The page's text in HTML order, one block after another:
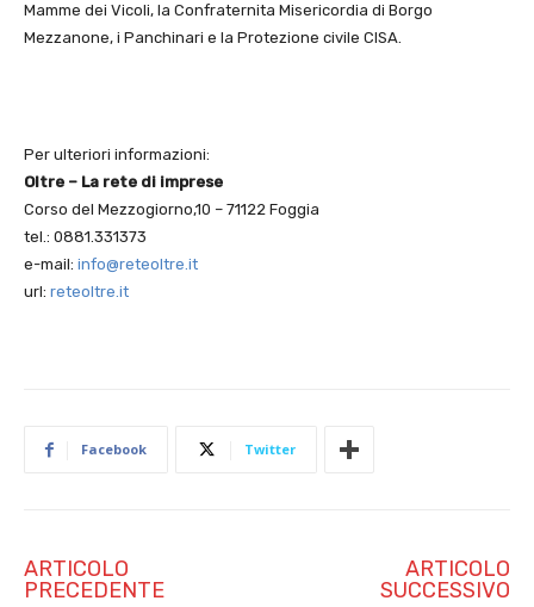
Mamme dei Vicoli, la Confraternita Misericordia di Borgo
Mezzanone, i Panchinari e la Protezione civile CISA.
Per ulteriori informazioni:
Oltre – La rete di imprese
Corso del Mezzogiorno,10 – 71122 Foggia
tel.: 0881.331373
e-mail: info@reteoltre.it
url: reteoltre.it
Facebook Twitter
ARTICOLO
PRECEDENTE
ARTICOLO
SUCCESSIVO